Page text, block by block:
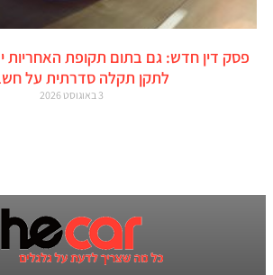
פסק דין חדש: גם בתום תקופת האחריות
לתקן תקלה סדרתית על
3 באוגוסט 2026